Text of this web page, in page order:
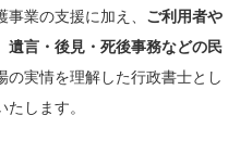
業の支援に加え、 ご利用者や
遺言・後見・死後事務などの民
の実情を理解した行政書士とし
します。